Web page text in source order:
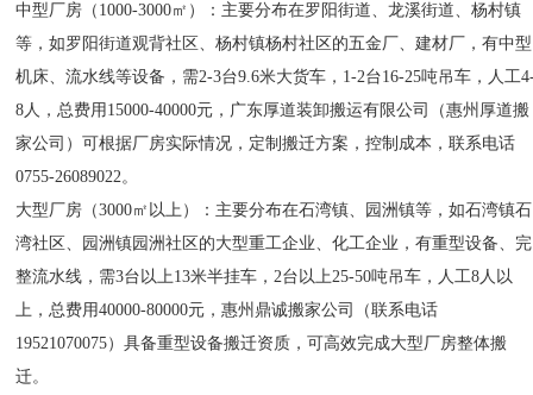
中型厂房（1000-3000㎡）：主要分布在罗阳街道、龙溪街道、杨村镇
等，如罗阳街道观背社区、杨村镇杨村社区的五金厂、建材厂，有中型
机床、流水线等设备，需2-3台9.6米大货车，1-2台16-25吨吊车，人工
8人，总费用15000-40000元，广东厚道装卸搬运有限公司（惠州厚道搬
家公司）可根据厂房实际情况，定制搬迁方案，控制成本，联系电话
0755-26089022。
大型厂房（3000㎡以上）：主要分布在石湾镇、园洲镇等，如石湾镇石
湾社区、园洲镇园洲社区的大型重工企业、化工企业，有重型设备、完
整流水线，需3台以上13米半挂车，2台以上25-50吨吊车，人工8人以
上，总费用40000-80000元，惠州鼎诚搬家公司（联系电话
19521070075）具备重型设备搬迁资质，可高效完成大型厂房整体搬
迁。